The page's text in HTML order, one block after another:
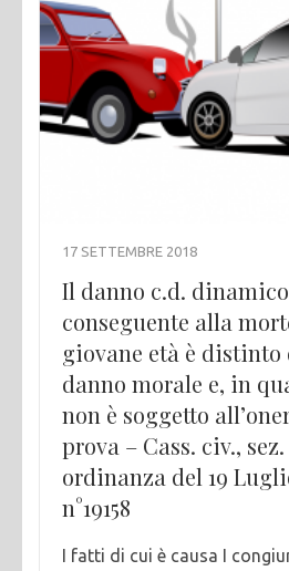
17 SETTEMBRE 2018
Il danno c.d.
conseguente alla
giovane età è distinto
danno morale e, in
non è soggetto
prova – Cass. civ.,
ordinanza del 19
n°19158
I fatti di cui è causa I